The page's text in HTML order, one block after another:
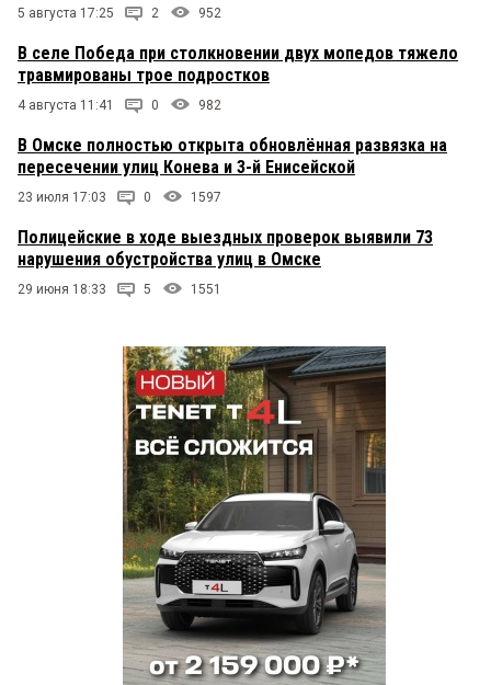
5 августа 17:25 2 952
В селе Победа при столкновении двух мопедов тяжело
травмированы трое подростков
4 августа 11:41 0 982
В Омске полностью открыта обновлённая развязка на
пересечении улиц Конева и 3-й Енисейской
23 июля 17:03 0 1597
Полицейские в ходе выездных проверок выявили 73
нарушения обустройства улиц в Омске
29 июня 18:33 5 1551